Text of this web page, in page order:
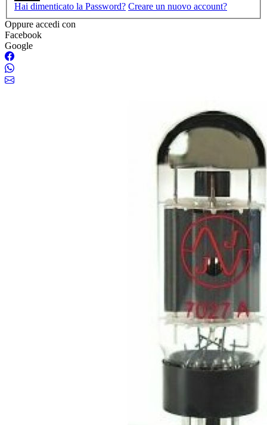
Hai dimenticato la Password? Creare un nuovo account?
Oppure accedi con
Facebook
Google